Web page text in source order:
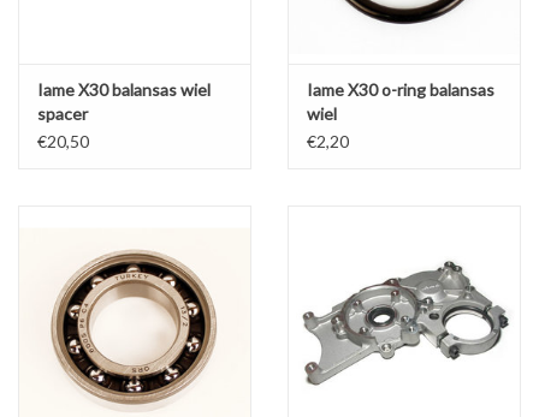
Iame X30 balansas wiel
spacer
€20,50
Iame X30 o-ring balansas
wiel
€2,20